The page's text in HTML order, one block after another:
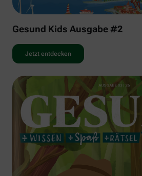
Gesund Kids Ausgabe #2
Jetzt entdecken